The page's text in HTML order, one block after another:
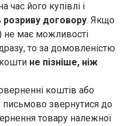
час його купівлі і
договору. Якщо
не має можливості
то за домовленістю
не пізніше, ніж
коштів або
письмово звернутися до
товару належної